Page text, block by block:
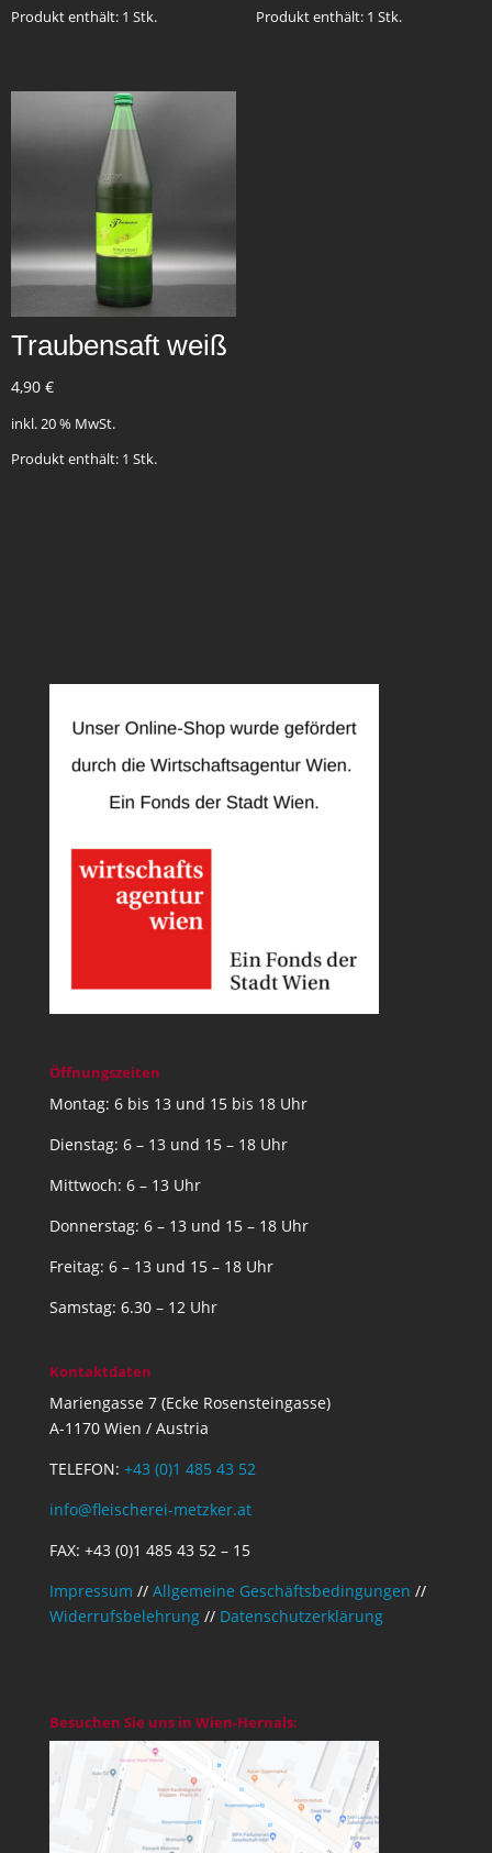
Produkt enthält: 1 Stk.
Produkt enthält: 1 Stk.
Traubensaft weiß
4,90 €
inkl. 20 % MwSt.
Produkt enthält: 1 Stk.
Öffnungszeiten
Montag: 6 bis 13 und 15 bis 18 Uhr
Dienstag: 6 – 13 und 15 – 18 Uhr
Mittwoch: 6 – 13 Uhr
Donnerstag: 6 – 13 und 15 – 18 Uhr
Freitag: 6 – 13 und 15 – 18 Uhr
Samstag: 6.30 – 12 Uhr
Kontaktdaten
Mariengasse 7 (Ecke Rosensteingasse)
A-1170 Wien / Austria
TELEFON: +43 (0)1 485 43 52
info@fleischerei-metzker.at
FAX: +43 (0)1 485 43 52 – 15
Impressum // Allgemeine Geschäftsbedingungen //
Widerrufsbelehrung// Datenschutzerklärung
Besuchen Sie uns in Wien-Hernals: